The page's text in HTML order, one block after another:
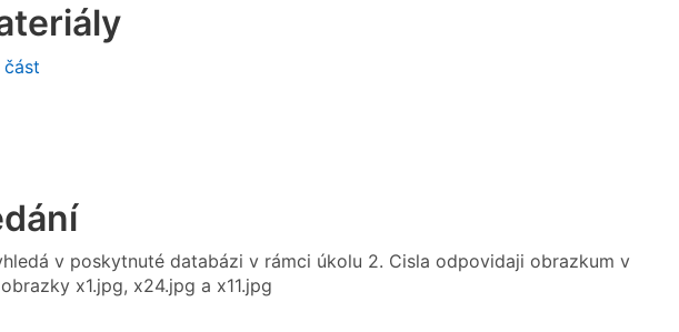
v poskytnuté databázi v rámci úkolu 2. Cisla odpovidaji obrazkum v
x1.jpg, x24.jpg a x11.jpg